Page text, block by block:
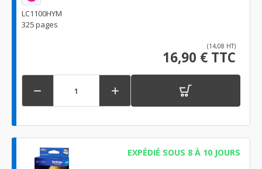
LC1100HYM
325 pages
(14,08 HT)
16,90 € TTC
 
EXPÉDIÉ SOUS 8 À 10 JOURS